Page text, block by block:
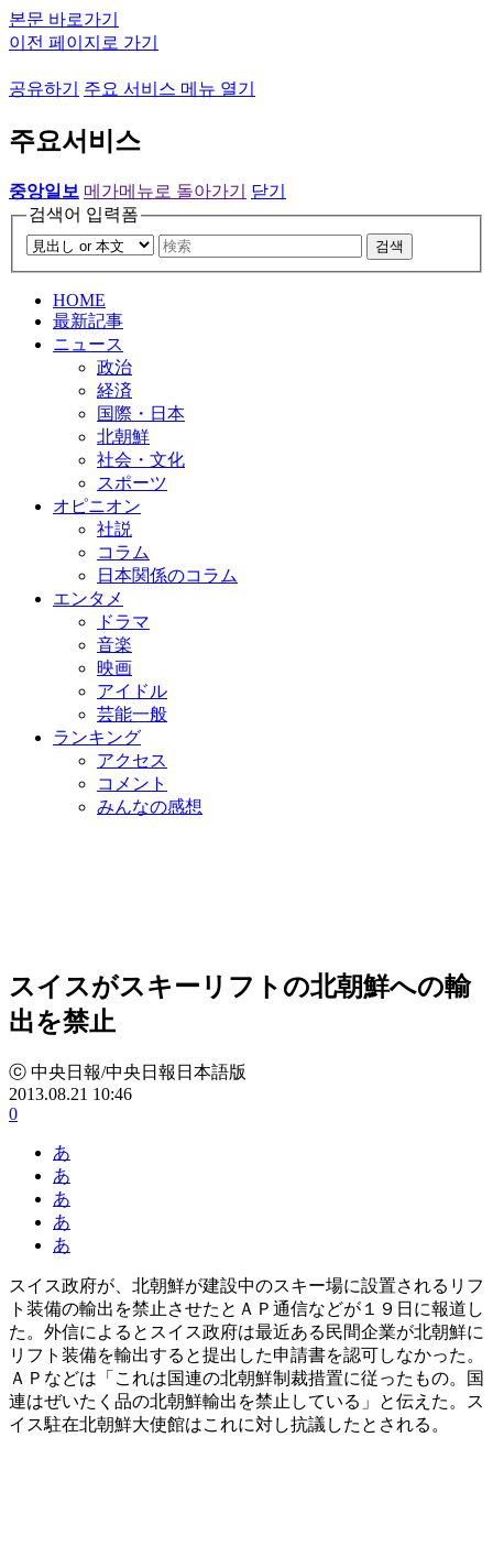
본문 바로가기
이전 페이지로 가기
공유하기 주요 서비스 메뉴 열기
주요서비스
중앙일보 메가메뉴로 돌아가기
닫기
검색어 입력폼
검색
HOME
最新記事
ニュース
政治
経済
国際・日本
北朝鮮
社会・文化
スポーツ
オピニオン
社説
コラム
日本関係のコラム
エンタメ
ドラマ
音楽
映画
アイドル
芸能一般
ランキング
アクセス
コメント
みんなの感想
スイスがスキーリフトの北朝鮮への輸
出を禁止
ⓒ 中央日報/中央日報日本語版
2013.08.21 10:46
0
あ
あ
あ
あ
あ
スイス政府が、北朝鮮が建設中のスキー場に設置されるリフ
ト装備の輸出を禁止させたとＡＰ通信などが１９日に報道し
た。外信によるとスイス政府は最近ある民間企業が北朝鮮に
リフト装備を輸出すると提出した申請書を認可しなかった。
ＡＰなどは「これは国連の北朝鮮制裁措置に従ったもの。国
連はぜいたく品の北朝鮮輸出を禁止している」と伝えた。ス
イス駐在北朝鮮大使館はこれに対し抗議したとされる。